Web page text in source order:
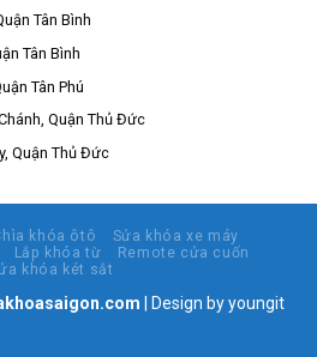
Tân Bình
Tân Bình
Tân Phú
Quận Thủ Đức
Quận Thủ Đức
khóa ôtô
Sửa khóa xe máy
Lắp khóa từ
Remote cửa cuốn
khóa két sắt
| Design byyoungit